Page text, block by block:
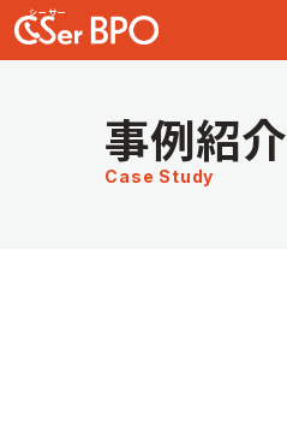
事例紹介
Case Study